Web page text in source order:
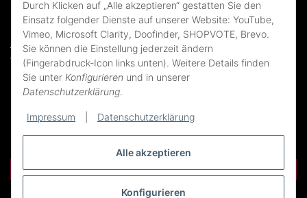
Alle akzeptieren
Konfigurieren
Durch Klicken auf „Alle akzeptieren“ gestatten Sie den
Einsatz folgender Dienste auf unserer Website: YouTube,
Vimeo, Microsoft Clarity, Doofinder, SHOPVOTE, Brevo.
Sie können die Einstellung jederzeit ändern
(Fingerabdruck-Icon links unten). Weitere Details finden
Sie unter Konfigurieren und in unserer
Datenschutzerklärung.
Impressum Datenschutzerklärung
Impressum
AGB
Widerrufsrecht
Datenschutzerklärung
Erklärung zur Barrierefreiheit
Bildnachweise
Vertrag widerrufen